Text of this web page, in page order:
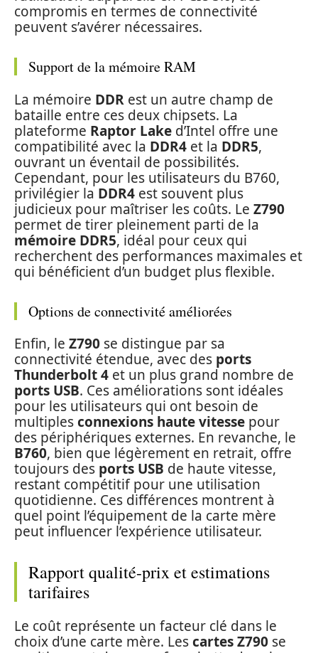
compromis en termes de connectivité
peuvent s’avérer nécessaires.
Support de la mémoire RAM
La mémoire DDR est un autre champ de
bataille entre ces deux chipsets. La
plateforme Raptor Lake d’Intel offre une
compatibilité avec la DDR4 et la DDR5,
ouvrant un éventail de possibilités.
Cependant, pour les utilisateurs du B760,
privilégier la DDR4 est souvent plus
judicieux pour maîtriser les coûts. Le Z790
permet de tirer pleinement parti de la
mémoire DDR5, idéal pour ceux qui
recherchent des performances maximales et
qui bénéficient d’un budget plus flexible.
Options de connectivité améliorées
Enfin, le Z790 se distingue par sa
connectivité étendue, avec des ports
Thunderbolt 4 et un plus grand nombre de
ports USB. Ces améliorations sont idéales
pour les utilisateurs qui ont besoin de
multiplesconnexions haute vitesse pour
des périphériques externes. En revanche, le
B760, bien que légèrement en retrait, offre
toujours des ports USB de haute vitesse,
restant compétitif pour une utilisation
quotidienne. Ces différences montrent à
quel point l’équipement de la carte mère
peut influencer l’expérience utilisateur.
Rapport qualité-prix et estimations
tarifaires
Le coût représente un facteur clé dans le
choix d’une carte mère. Lescartes Z790 se